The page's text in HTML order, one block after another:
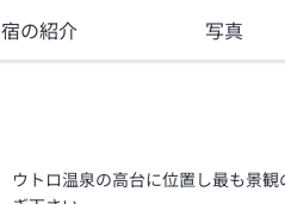
宿の紹介 写真
ウトロ温泉の高台に位置し最も景